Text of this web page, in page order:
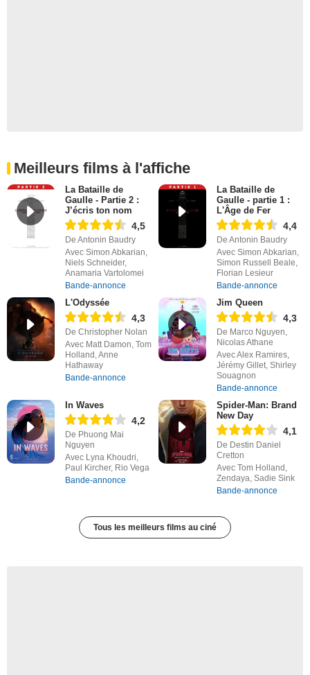
Meilleurs films à l'affiche
La Bataille de
Gaulle - Partie 2 :
J’écris ton nom
4,5
De Antonin Baudry
Avec Simon Abkarian,
Niels Schneider,
Anamaria Vartolomei
Bande-annonce
La Bataille de
Gaulle - partie 1 :
L'Âge de Fer
4,4
De Antonin Baudry
Avec Simon Abkarian,
Simon Russell Beale,
Florian Lesieur
Bande-annonce
L'Odyssée
4,3
De Christopher Nolan
Avec Matt Damon, Tom
Holland, Anne
Hathaway
Bande-annonce
Jim Queen
4,3
De Marco Nguyen,
Nicolas Athane
Avec Alex Ramires,
Jérémy Gillet, Shirley
Souagnon
Bande-annonce
In Waves
4,2
De Phuong Mai
Nguyen
Avec Lyna Khoudri,
Paul Kircher, Rio Vega
Bande-annonce
Spider-Man: Brand
New Day
4,1
De Destin Daniel
Cretton
Avec Tom Holland,
Zendaya, Sadie Sink
Bande-annonce
Tous les meilleurs films au ciné